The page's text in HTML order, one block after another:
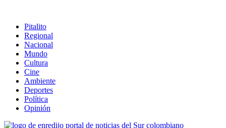
Pitalito
Regional
Nacional
Mundo
Cultura
Cine
Ambiente
Deportes
Política
Opinión